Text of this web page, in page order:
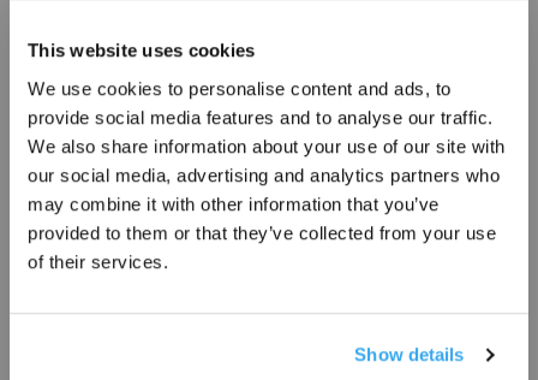
This website uses cookies
We use cookies to personalise content and ads, to
provide social media features and to analyse our traffic.
We also share information about your use of our site with
our social media, advertising and analytics partners who
may combine it with other information that you’ve
provided to them or that they’ve collected from your use
of their services.
Show details
Les points forts
Compatible avecGOAT A1600 RTK/O1200 RTK/O800 RTK/O600 RTK
Un paquet contient :
Le câble d'extension RTK de 10 mètres a été conçu pour permettre un
dans des endroits alternatifs, comme sur les toits ou sur les murs, plutôt qu'à
proximité de la station de recharge.
Numéro de modèle
Inscrivez-vous et recevez